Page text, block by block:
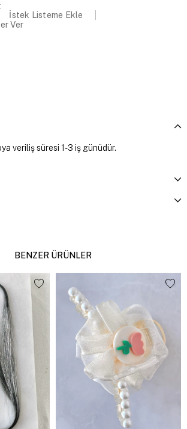
İstek Listeme Ekle
Ver
veriliş süresi 1-3 iş günüdür.
BENZER ÜRÜNLER